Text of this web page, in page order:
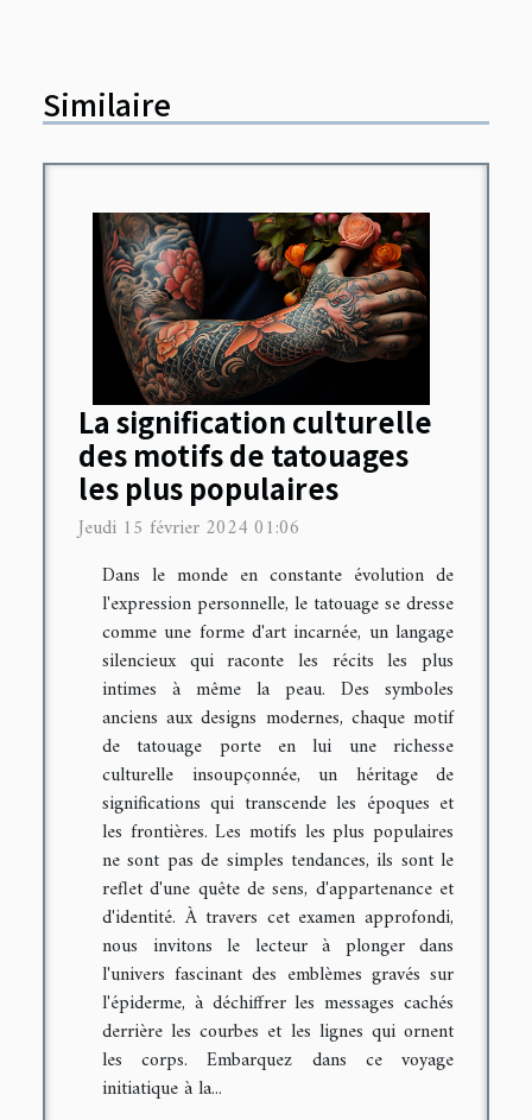
Similaire
La signification culturelle
des motifs de tatouages
les plus populaires
Jeudi 15 février 2024 01:06
Dans le monde en constante évolution de
l'expression personnelle, le tatouage se dresse
comme une forme d'art incarnée, un langage
silencieux qui raconte les récits les plus
intimes à même la peau. Des symboles
anciens aux designs modernes, chaque motif
de tatouage porte en lui une richesse
culturelle insoupçonnée, un héritage de
significations qui transcende les époques et
les frontières. Les motifs les plus populaires
ne sont pas de simples tendances, ils sont le
reflet d'une quête de sens, d'appartenance et
d'identité. À travers cet examen approfondi,
nous invitons le lecteur à plonger dans
l'univers fascinant des emblèmes gravés sur
l'épiderme, à déchiffrer les messages cachés
derrière les courbes et les lignes qui ornent
les corps. Embarquez dans ce voyage
initiatique à la...